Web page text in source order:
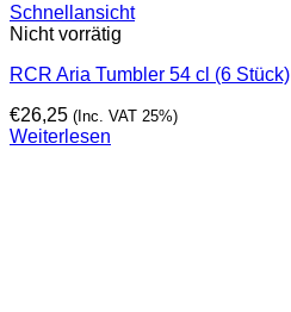
Schnellansicht
Nicht vorrätig
RCR Aria Tumbler 54 cl (6 Stück)
€26,25 (Inc. VAT 25%)
Weiterlesen